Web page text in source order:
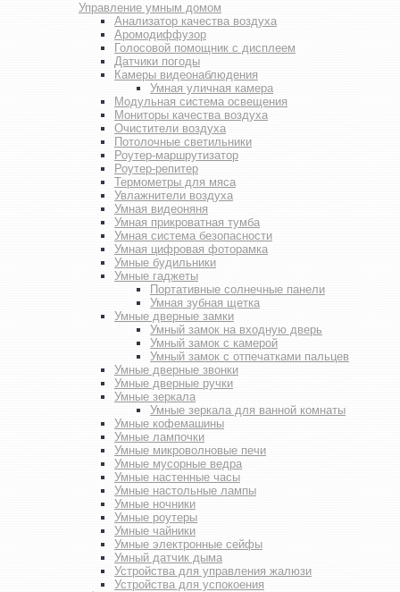
Управление умным домом
Анализатор качества воздуха
Аромодиффузор
Голосовой помощник с дисплеем
Датчики погоды
Камеры видеонаблюдения
Умная уличная камера
Модульная система освещения
Мониторы качества воздуха
Очистители воздуха
Потолочные светильники
Роутер-маршрутизатор
Роутер-репитер
Термометры для мяса
Увлажнители воздуха
Умная видеоняня
Умная прикроватная тумба
Умная система безопасности
Умная цифровая фоторамка
Умные будильники
Умные гаджеты
Портативные солнечные панели
Умная зубная щетка
Умные дверные замки
Умный замок на входную дверь
Умный замок с камерой
Умный замок с отпечатками пальцев
Умные дверные звонки
Умные дверные ручки
Умные зеркала
Умные зеркала для ванной комнаты
Умные кофемашины
Умные лампочки
Умные микроволновые печи
Умные мусорные ведра
Умные настенные часы
Умные настольные лампы
Умные ночники
Умные роутеры
Умные чайники
Умные электронные сейфы
Умный датчик дыма
Устройства для управления жалюзи
Устройства для успокоения